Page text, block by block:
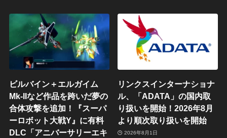
ビルバイン＋エルガイム
Mk-IIなど作品を跨いだ夢の
合体攻撃を追加！『スーパ
ーロボット大戦Y』に有料
DLC「アニバーサリーエキ
リンクスインターナショナ
ル、「ADATA」の国内取
り扱いを開始！2026年8月
より順次取り扱いを開始
2026年8月1日